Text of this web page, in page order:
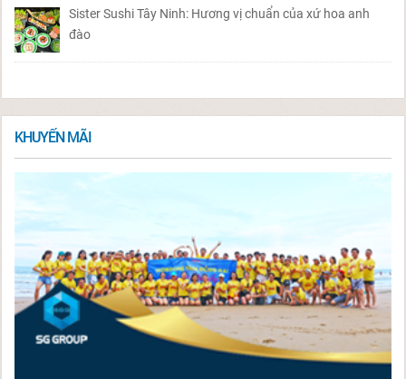
Sister Sushi Tây Ninh: Hương vị chuẩn của xứ hoa anh
đào
KHUYẾN MÃI